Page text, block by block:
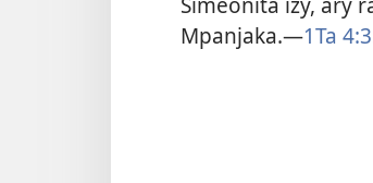
Mpanjaka.​—1Ta